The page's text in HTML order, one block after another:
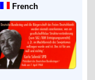
French